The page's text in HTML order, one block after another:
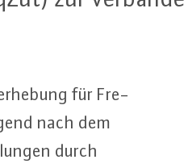
für Fre­
nach dem
durch